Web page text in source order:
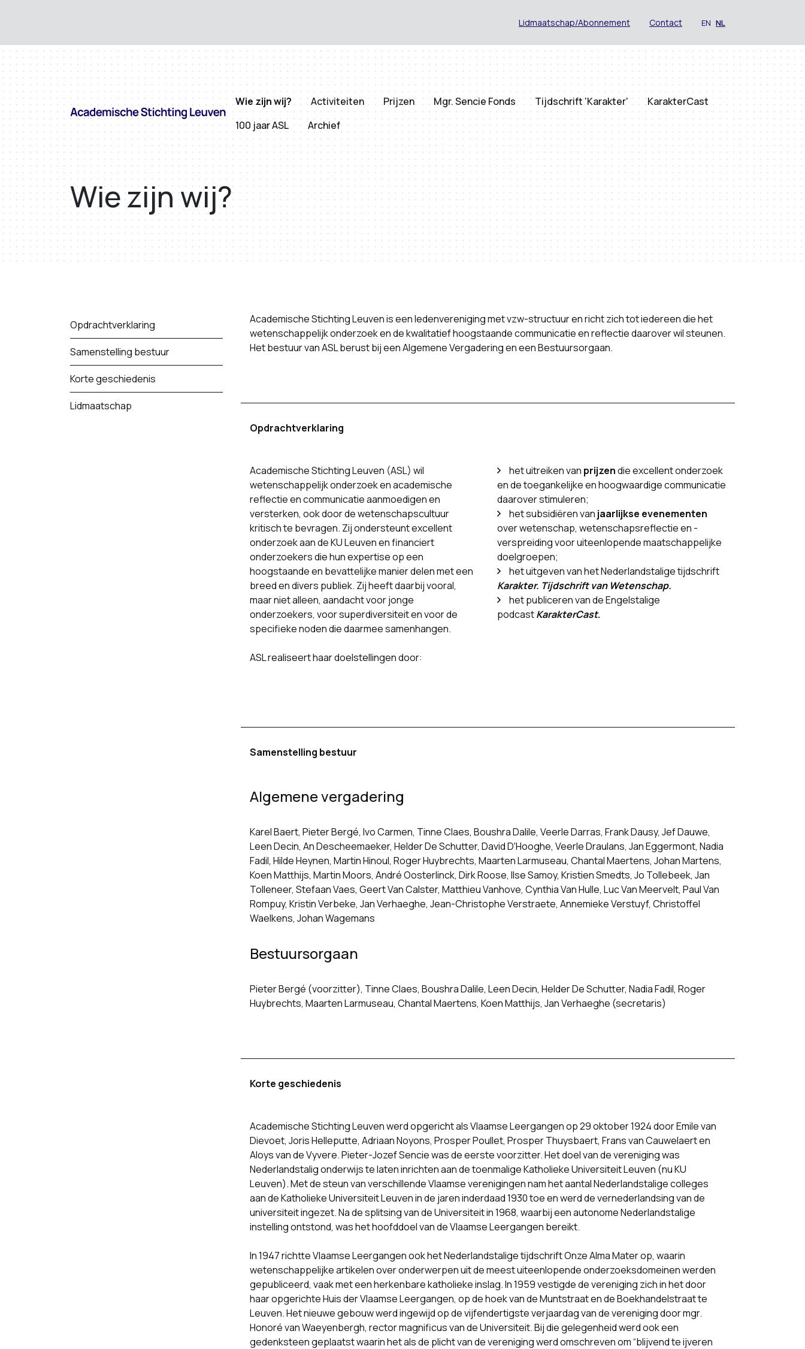
Lidmaatschap/Abonnement Contact EN NL
Wie zijn wij? Activiteiten Prijzen Mgr. Sencie Fonds Tijdschrift 'Karakter'
KarakterCast
100 jaar ASL
Archief
Wie zijn wij?
Opdrachtverklaring
Samenstelling bestuur
Korte geschiedenis
Lidmaatschap
Academische Stichting Leuven is een ledenvereniging met vzw-structuur en richt zich tot iedereen die het
wetenschappelijk onderzoek en de kwalitatief hoogstaande communicatie en reflectie daarover wil steunen.
Het bestuur van ASL berust bij een Algemene Vergadering en een Bestuursorgaan.
Opdrachtverklaring
Academische Stichting Leuven (ASL) wil
wetenschappelijk onderzoek en academische
reflectie en communicatie aanmoedigen en
versterken, ook door de wetenschapscultuur
kritisch te bevragen. Zij ondersteunt excellent
onderzoek aan de KU Leuven en financiert
onderzoekers die hun expertise op een
hoogstaande en bevattelijke manier delen met een
breed en divers publiek. Zij heeft daarbij vooral,
maar niet alleen, aandacht voor jonge
onderzoekers, voor superdiversiteit en voor de
specifieke noden die daarmee samenhangen.
ASL realiseert haar doelstellingen door:
het uitreiken van prijzendie excellent onderzoek
en de toegankelijke en hoogwaardige communicatie
daarover stimuleren;
het subsidiëren van jaarlijkse evenementen
over wetenschap, wetenschapsreflectie en -
verspreiding voor uiteenlopende maatschappelijke
doelgroepen;
het uitgeven van het Nederlandstalige tijdschrift
Karakter. Tijdschrift van Wetenschap.
het publiceren van de Engelstalige
podcastKarakterCast.
Samenstelling bestuur
Algemene vergadering
Karel Baert, Pieter Bergé, Ivo Carmen, Tinne Claes, Boushra Dalile, Veerle Darras, Frank Dausy, Jef Dauwe,
Leen Decin, An Descheemaeker, Helder De Schutter, David D'Hooghe, Veerle Draulans, Jan Eggermont, Nadia
Fadil, Hilde Heynen, Martin Hinoul, Roger Huybrechts, Maarten Larmuseau, Chantal Maertens, Johan Martens,
Koen Matthijs, Martin Moors, André Oosterlinck, Dirk Roose, Ilse Samoy, Kristien Smedts, Jo Tollebeek, Jan
Tolleneer, Stefaan Vaes, Geert Van Calster, Matthieu Vanhove, Cynthia Van Hulle, Luc Van Meervelt, Paul Van
Rompuy, Kristin Verbeke, Jan Verhaeghe, Jean-Christophe Verstraete, Annemieke Verstuyf, Christoffel
Waelkens, Johan Wagemans
Bestuursorgaan
Pieter Bergé (voorzitter), Tinne Claes, Boushra Dalile, Leen Decin, Helder De Schutter, Nadia Fadil, Roger
Huybrechts, Maarten Larmuseau, Chantal Maertens, Koen Matthijs, Jan Verhaeghe (secretaris)
Korte geschiedenis
Academische Stichting Leuven werd opgericht als Vlaamse Leergangen op 29 oktober 1924 door Emile van
Dievoet, Joris Helleputte, Adriaan Noyons, Prosper Poullet, Prosper Thuysbaert, Frans van Cauwelaert en
Aloys van de Vyvere. Pieter-Jozef Sencie was de eerste voorzitter. Het doel van de vereniging was
Nederlandstalig onderwijs te laten inrichten aan de toenmalige Katholieke Universiteit Leuven (nu KU
Leuven). Met de steun van verschillende Vlaamse verenigingen nam het aantal Nederlandstalige colleges
aan de Katholieke Universiteit Leuven in de jaren inderdaad 1930 toe en werd de vernederlandsing van de
universiteit ingezet. Na de splitsing van de Universiteit in 1968, waarbij een autonome Nederlandstalige
instelling ontstond, was het hoofddoel van de Vlaamse Leergangen bereikt.
In 1947 richtte Vlaamse Leergangen ook het Nederlandstalige tijdschrift Onze Alma Mater op, waarin
wetenschappelijke artikelen over onderwerpen uit de meest uiteenlopende onderzoeksdomeinen werden
gepubliceerd, vaak met een herkenbare katholieke inslag. In 1959 vestigde de vereniging zich in het door
haar opgerichte Huis der Vlaamse Leergangen, op de hoek van de Muntstraat en de Boekhandelstraat te
Leuven. Het nieuwe gebouw werd ingewijd op de vijfendertigste verjaardag van de vereniging door mgr.
Honoré van Waeyenbergh, rector magnificus van de Universiteit. Bij die gelegenheid werd ook een
gedenksteen geplaatst waarin het als de plicht van de vereniging werd omschreven om “blijvend te ijveren